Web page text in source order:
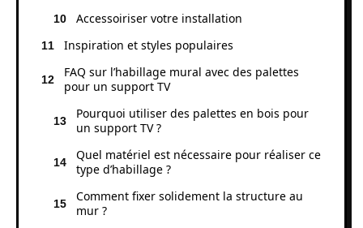
Accessoiriser votre installation
Inspiration et styles populaires
FAQ sur l’habillage mural avec des palettes
pour un support TV
Pourquoi utiliser des palettes en bois pour
un support TV ?
Quel matériel est nécessaire pour réaliser ce
type d’habillage ?
Comment fixer solidement la structure au
mur ?